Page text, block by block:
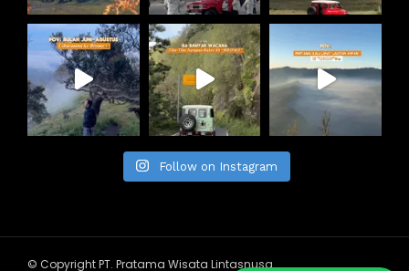
Follow on Instagram
© Copyright PT. Pratama Wisata Lintasnusa